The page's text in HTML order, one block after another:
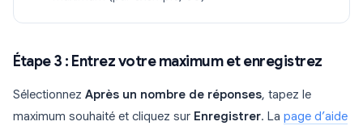
Étape 3 : Entrez votre maximum et enregistrez
Sélectionnez Après un nombre de réponses, tapez le
maximum souhaité et cliquez sur Enregistrer. La page d’aide